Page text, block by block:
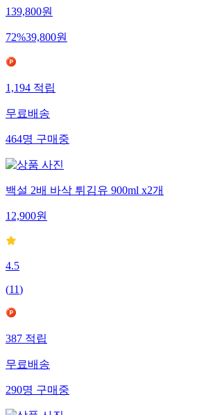
139,800원
72%39,800원
1,194 적립
무료배송
464명 구매중
백설 2배 바삭 튀김유 900ml x2개
12,900원
4.5
(11)
387 적립
무료배송
290명 구매중